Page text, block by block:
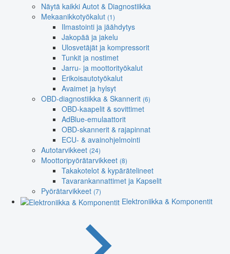
Näytä kaikki Autot & Diagnostiikka
Mekaanikkotyökalut (1)
Ilmastointi ja jäähdytys
Jakopää ja jakelu
Ulosvetäjät ja kompressorit
Tunkit ja nostimet
Jarru- ja moottorityökalut
Erikoisautotyökalut
Avaimet ja hylsyt
OBD-diagnostiikka & Skannerit (6)
OBD-kaapelit & sovittimet
AdBlue-emulaattorit
OBD-skannerit & rajapinnat
ECU- & avainohjelmointi
Autotarvikkeet (24)
Moottoripyörätarvikkeet (8)
Takakotelot & kypärätelineet
Tavarankannattimet ja Kapselit
Pyörätarvikkeet (7)
Elektroniikka & Komponentit